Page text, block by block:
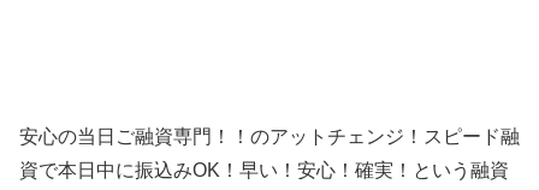
安心の当日ご融資専門！！のアットチェンジ！スピード融
資で本日中に振込みOK！早い！安心！確実！という融資